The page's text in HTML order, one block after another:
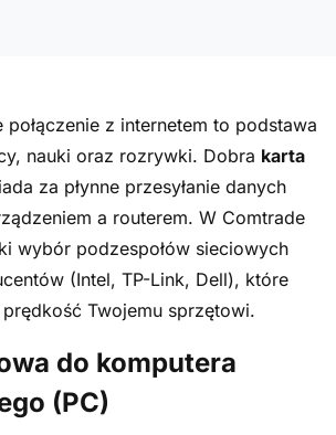
połączenie z internetem to podstawa
nauki oraz rozrywki. Dobra karta
za płynne przesyłanie danych
a routerem. W Comtrade
wybór podzespołów sieciowych
(Intel, TP-Link, Dell), które
Twojemu sprzętowi.
do komputera
(PC)